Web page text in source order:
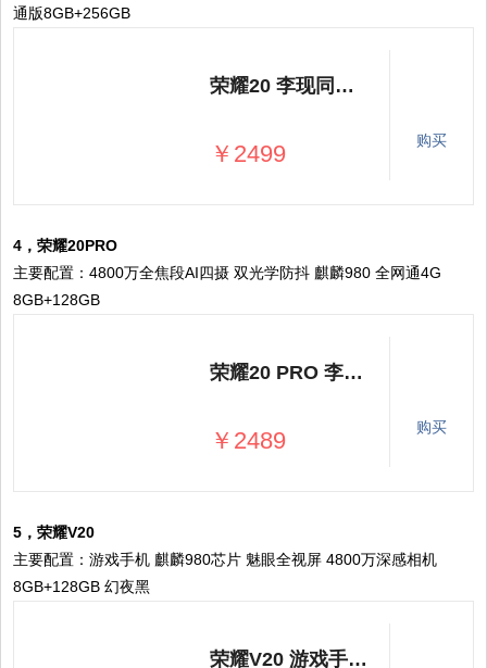
通版8GB+256GB
荣耀20 李现同款 4800万超广角AI四摄 3200W美颜自拍 麒麟Kirin980全网通版8GB+256GB 幻夜黑 全面屏手机
￥2499 购买
4，荣耀20PRO
主要配置：4800万全焦段AI四摄 双光学防抖 麒麟980 全网通4G
8GB+128GB
荣耀20 PRO 李现同款 4800万全焦段AI四摄 双光学防抖 麒麟980 全网通4G 8GB+128GB 冰岛幻境 拍照手机
￥2489 购买
5，荣耀V20
主要配置：游戏手机 麒麟980芯片 魅眼全视屏 4800万深感相机
8GB+128GB 幻夜黑
荣耀V20 游戏手机 麒麟980芯片 魅眼全视屏 4800万深感相机 8GB+128GB 幻夜黑 移动联通电信4G全面屏手机